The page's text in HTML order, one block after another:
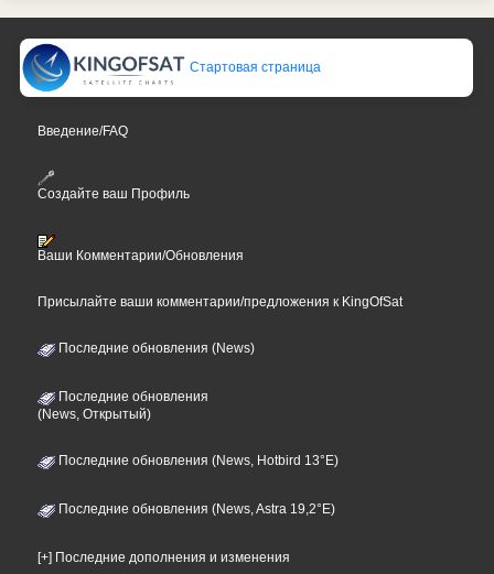
Стартовая страница
Введение/FAQ
Создайте ваш Профиль
Ваши Комментарии/Обновления
Присылайте ваши комментарии/предложения к KingOfSat
Последние обновления (News)
Последние обновления
(News, Открытый)
Последние обновления (News, Hotbird 13°E)
Последние обновления (News, Astra 19,2°E)
[+] Последние дополнения и изменения